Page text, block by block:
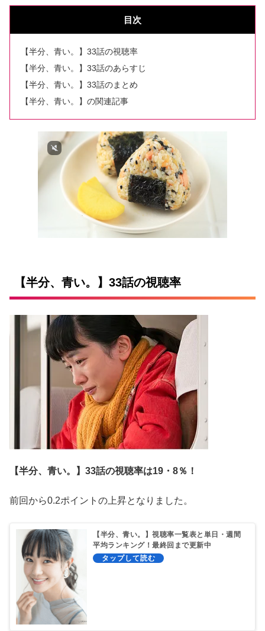
目次
【半分、青い。】33話の視聴率
【半分、青い。】33話のあらすじ
【半分、青い。】33話のまとめ
【半分、青い。】の関連記事
【半分、青い。】33話の視聴率
【半分、青い。】33話の視聴率は19・8％！
前回から0.2ポイントの上昇となりました。
【半分、青い。】視聴率一覧表と単日・週間
平均ランキング！最終回まで更新中